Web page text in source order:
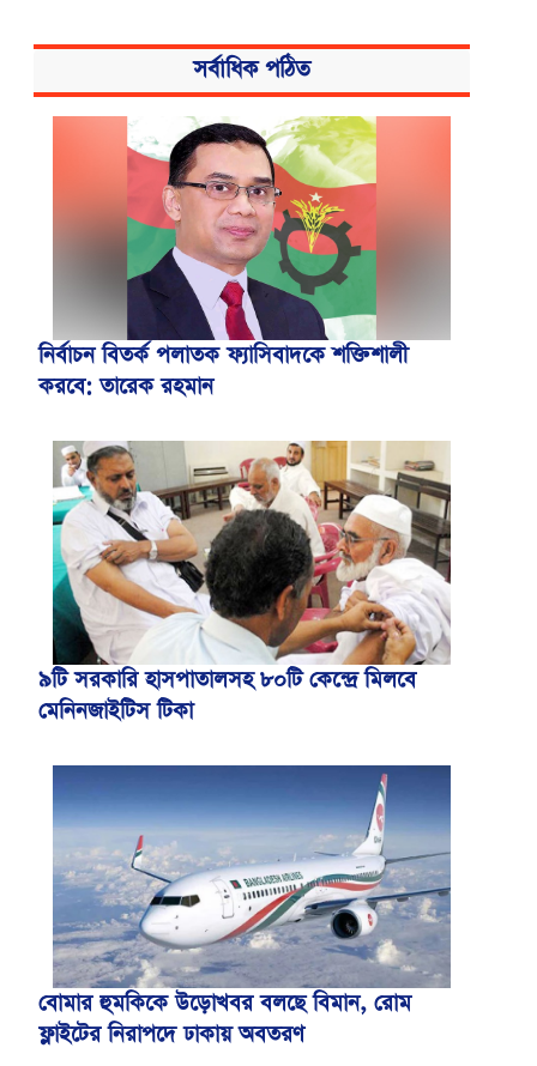
সর্বাধিক পঠিত
নির্বাচন বিতর্ক পলাতক ফ্যাসিবাদকে শক্তিশালী
করবে: তারেক রহমান
৯টি সরকারি হাসপাতালসহ ৮০টি কেন্দ্রে মিলবে
মেনিনজাইটিস টিকা
বোমার হুমকিকে উড়োখবর বলছে বিমান, রোম
ফ্লাইটের নিরাপদে ঢাকায় অবতরণ